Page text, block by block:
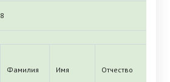
8
Фамилия Имя Отчество